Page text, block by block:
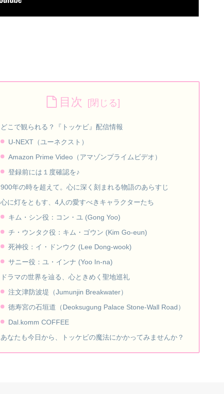
目次
どこで観られる？『トッケビ』配信情報
U-NEXT（ユーネクスト）
Amazon Prime Video（アマゾンプライムビデオ）
登録前には１度確認を♪
900年の時を超えて。心に深く刻まれる物語のあらすじ
心に灯をともす、4人の愛すべきキャラクターたち
キム・シン役：コン・ユ (Gong Yoo)
チ・ウンタク役：キム・ゴウン (Kim Go-eun)
死神役：イ・ドンウク (Lee Dong-wook)
サニー役：ユ・インナ (Yoo In-na)
ドラマの世界を辿る、心ときめく聖地巡礼
注文津防波堤（Jumunjin Breakwater）
徳寿宮の石垣道（Deoksugung Palace Stone-Wall Road）
Dal.komm COFFEE
あなたも今日から、トッケビの魔法にかかってみませんか？